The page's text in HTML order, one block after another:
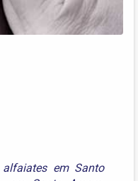
alfaiates em Santo